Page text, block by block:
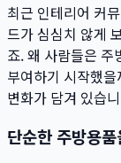
최근 인테리어 커
드가 심심치 않게
죠. 왜 사람들은
부여하기 시작했
변화가 담겨 있습
단순한 주방용